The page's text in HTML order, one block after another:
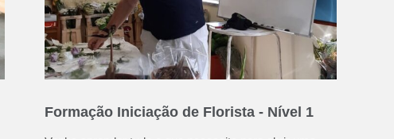
Formação Iniciação de Florista - Nível 1